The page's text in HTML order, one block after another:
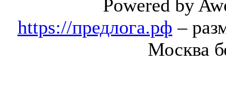
Powered by
https://предлога.рф –
Москва